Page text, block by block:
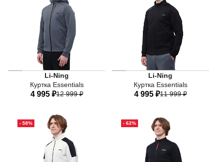
Li-Ning
Куртка Essentials
4 995 ₽12 999 ₽
44 48
54
56
Li-Ning
Куртка Essentials
4 995 ₽11 999 ₽
44 48
54
56
- 58% - 62%